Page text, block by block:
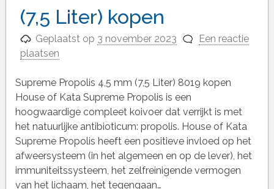
(7,5 Liter) kopen
Geplaatst op 3 november 2023
Een reactie
plaatsen
Supreme Propolis 4,5 mm (7,5 Liter) 8019 kopen
House of Kata Supreme Propolis is een
hoogwaardige compleet koivoer dat verrijkt is met
het natuurlijke antibioticum: propolis. House of Kata
Supreme Propolis heeft een positieve invloed op het
afweersysteem (in het algemeen en op de lever), het
immuniteitssysteem, het zelfreinigende vermogen
van het lichaam, het tegengaan…